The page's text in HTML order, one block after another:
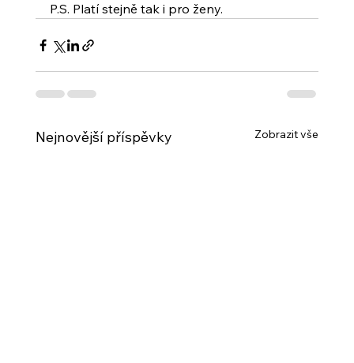
P.S. Platí stejně tak i pro ženy.
Nejnovější příspěvky Zobrazit vše